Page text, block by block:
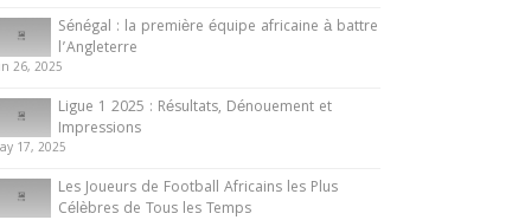
Internationales
de l’équipe nationale de
football du Cameroun
2025
Sénégal : la première équipe africaine à battre
l’Angleterre
26, 2025
Ligue 1 2025 : Résultats, Dénouement et
Impressions
17, 2025
Les Joueurs de Football Africains les Plus
Célèbres de Tous les Temps